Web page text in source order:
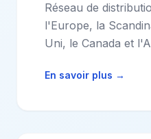
Réseau de
l'Europe, la
Uni, le Canada et
En savoir plus →